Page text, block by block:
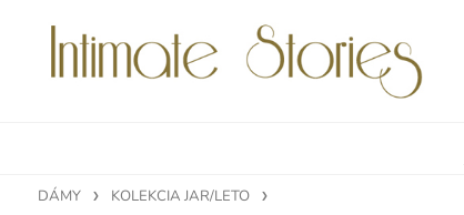
DÁMY KOLEKCIA JAR/LETO